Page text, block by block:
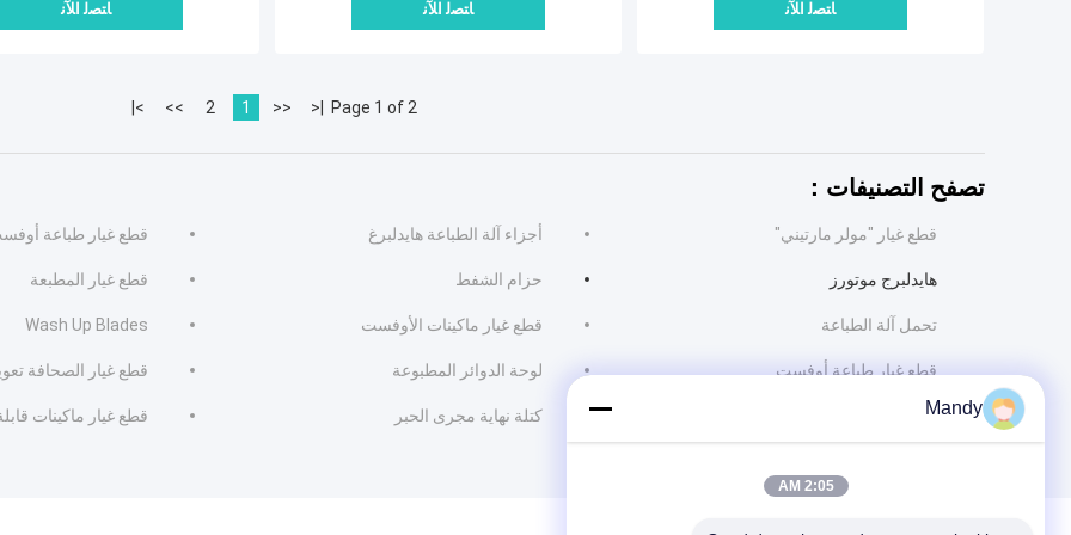
ﺎﺘﺼﻟ ﺍﻶﻧ ﺎﺘﺼﻟ ﺍﻶﻧ ﺎﺘﺼﻟ ﺍﻶﻧ
Page 1 of 2
|<
<<
1
2
>>
>|
تصفح التصنيفات：
قطع غيار طباعة أجزاء آلة الطباعة هايدلبرغ قطع غيار "مولر مارتيني"
قطع غيار المطبعة حزام الشفط هايدلبرج موتورز
Wash Up Blades قطع غيار ماكينات الأوفست تحمل آلة الطباعة
قطع غيار الصحافة لوحة الدوائر المطبوعة قطع غيار طباعة أوفست
قطع غيار ماكينات كتلة نهاية مجرى الحبر أجزاء طابعة رولاندMandy
2:05 AM